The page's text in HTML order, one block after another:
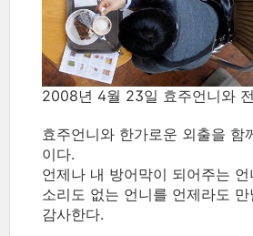
2008년 4월 23일 효주언니와
효주언니와 한가로운 외출을 함
이다.
언제나 내 방어막이 되어주는
소리도 없는 언니를 언제라도
감사한다.